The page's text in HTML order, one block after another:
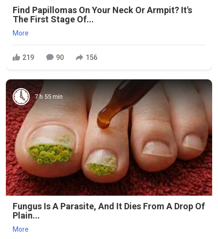
Find Papillomas On Your Neck Or Armpit? It's
The First Stage Of...
More
219 90 156
7 h 55 min
Fungus Is A Parasite, And It Dies From A Drop Of
Plain...
More